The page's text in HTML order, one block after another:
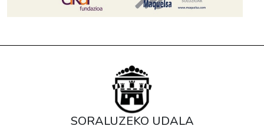
SORALUZEKO UDALA